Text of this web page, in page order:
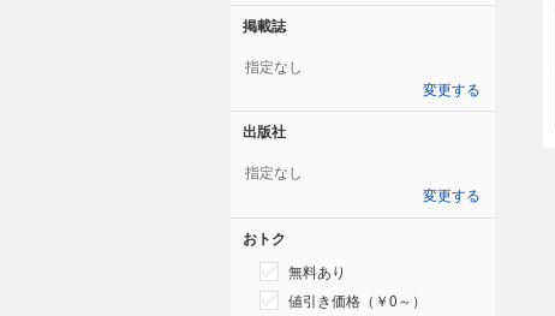
掲載誌
指定なし
変更する
出版社
指定なし
変更する
おトク
無料あり
値引き価格（￥0～）